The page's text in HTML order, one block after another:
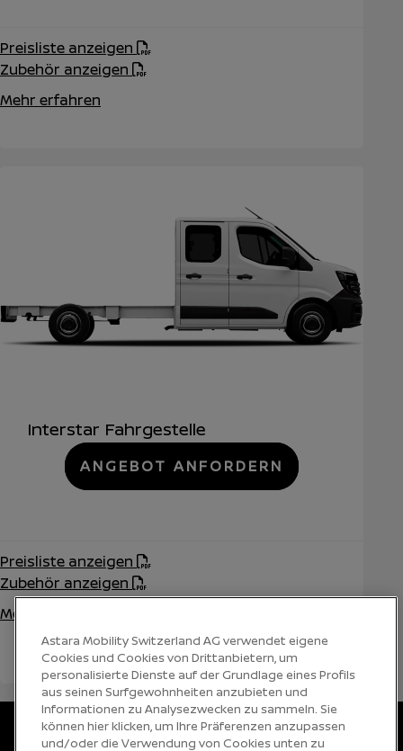
Preisliste anzeigen
Zubehör anzeigen
Mehr erfahren
Interstar Fahrgestelle
ANGEBOT ANFORDERN
Preisliste anzeigen
Zubehör anzeigen
Mehr erfahren
Sprache auswählen
DE FR IT
Astara Mobility Switzerland AG verwendet eigene
Cookies und Cookies von Drittanbietern, um
personalisierte Dienste auf der Grundlage eines Profils
aus seinen Surfgewohnheiten anzubieten und
Informationen zu Analysezwecken zu sammeln. Sie
können hier klicken, um Ihre Präferenzen anzupassen
und/oder die Verwendung von Cookies unten zu